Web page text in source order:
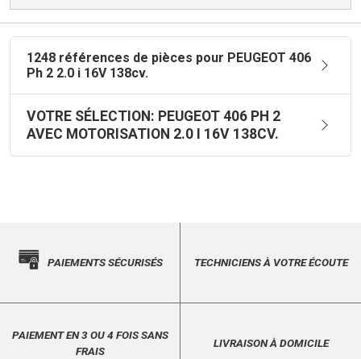
1248 références de pièces pour PEUGEOT 406
Ph 2 2.0 i 16V 138cv.
VOTRE SÉLECTION: PEUGEOT 406 PH 2
AVEC MOTORISATION 2.0 I 16V 138CV.
PAIEMENTS SÉCURISÉS TECHNICIENS À VOTRE ÉCOUTE
PAIEMENT EN 3 OU 4 FOIS SANS
FRAIS
LIVRAISON À DOMICILE